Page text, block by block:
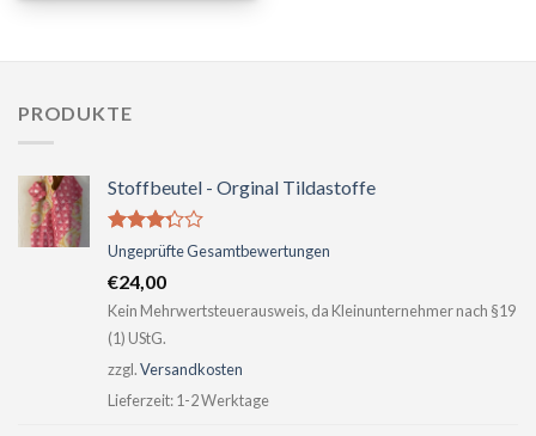
PRODUKTE
Stoffbeutel - Orginal Tildastoffe
Bewertet
mit
3.04
von 5
Ungeprüfte Gesamtbewertungen
€24,00
Kein Mehrwertsteuerausweis, da Kleinunternehmer nach §19
(1) UStG.
zzgl.Versandkosten
Lieferzeit:1-2 Werktage